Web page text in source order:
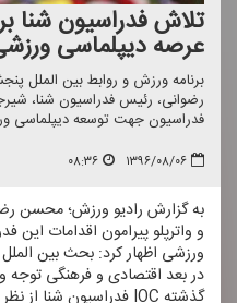
تلاش فدراسیون شنا
عرصه دیپلماسی
رضوانی، رئیس فدراسیون شنا،
فدراسیون جهت توسعه
۱۳۹۶/۰۸/۰۶ ۰۸:۳۶
به گزارش رادیو ورزش؛ محسن
و واترپلو پیرامون اقدامات
ورزشی اظهار كرد: بحث بین
در بعد اقتصادی و فرهنگی